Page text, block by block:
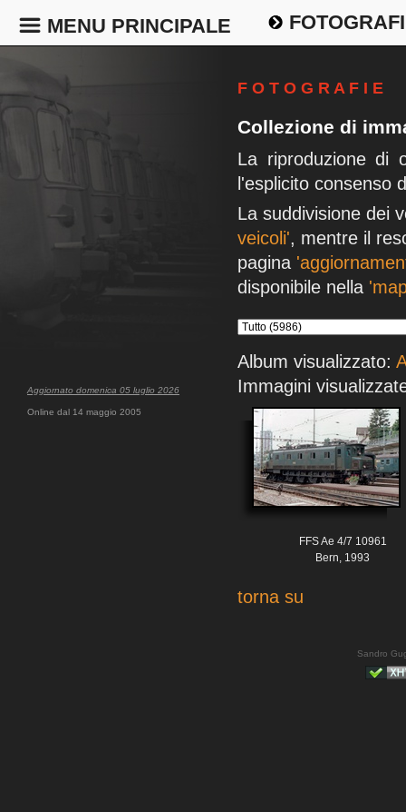
MENU PRINCIPALE
Aggiornato domenica 05 luglio 2026
Online dal 14 maggio 2005
F O T O G R A F I E
Collezione di
La riproduzione di
l'esplicito consenso
La suddivisione dei
veicoli', mentre il
pagina
disponibile nella
Album visualizzato:
Immagini
FFS Ae 4/7 10961
Bern, 1993
torna su
Sandro